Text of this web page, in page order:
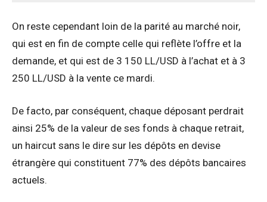
On reste cependant loin de la parité au marché noir,
qui est en fin de compte celle qui reflète l’offre et la
demande, et qui est de 3 150 LL/USD à l’achat et à 3
250 LL/USD à la vente ce mardi.
De facto, par conséquent, chaque déposant perdrait
ainsi 25% de la valeur de ses fonds à chaque retrait,
un haircut sans le dire sur les dépôts en devise
étrangère qui constituent 77% des dépôts bancaires
actuels.